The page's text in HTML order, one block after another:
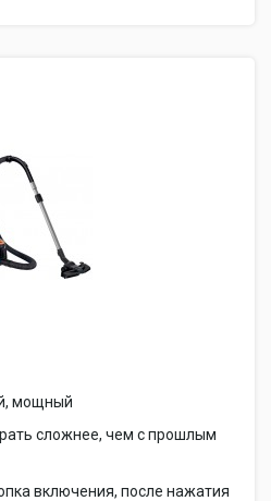
мощный
сложнее, чем с прошлым
включения, после нажатия